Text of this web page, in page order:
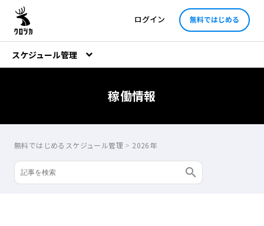
ログイン 無料ではじめる
スケジュール管理
稼働情報
無料ではじめるスケジュール管理 > 2026年